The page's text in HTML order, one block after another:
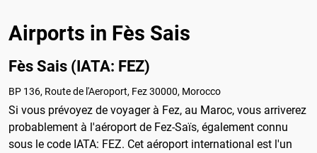
Airports in Fès Sais
Fès Sais (IATA: FEZ)
BP 136, Route de l'Aeroport, Fez 30000, Morocco
Si vous prévoyez de voyager à Fez, au Maroc, vous arriverez
probablement à l'aéroport de Fez-Saïs, également connu
sous le code IATA: FEZ. Cet aéroport international est l'un